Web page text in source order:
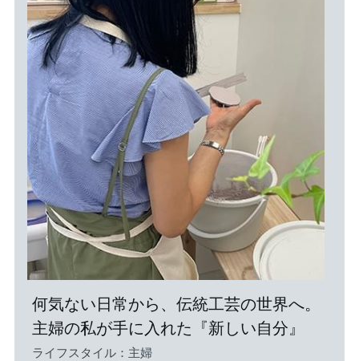
何気ない日常から、伝統工芸の世界へ。
主婦の私が手に入れた『新しい自分』
ライフスタイル：主婦